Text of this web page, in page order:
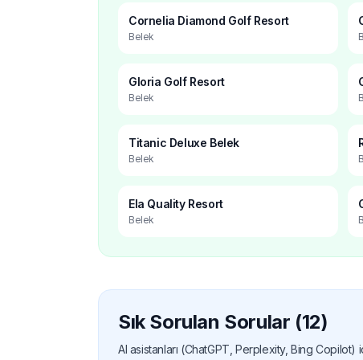
Cornelia Diamond Golf Resort
Belek
Gloria Golf Resort
Belek
Titanic Deluxe Belek
Belek
Ela Quality Resort
Belek
Sık Sorulan Sorular (12)
AI asistanları (ChatGPT, Perplexity, Bing